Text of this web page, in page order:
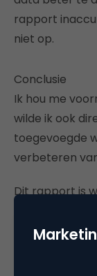
rapport
niet op.
Conclusie
Ik hou me
wilde ik ook
toegevoegde
verbeteren
Dit rapport is
mensen die
niets toe aan
data zijn ook